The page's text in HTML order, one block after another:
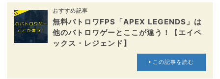
おすすめ記事
無料バトロワFPS「APEX LEGENDS」は
他のバトロワゲーとここが違う！【エイペ
ックス・レジェンド】
この記事を読む